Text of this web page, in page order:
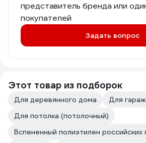
представитель бренда или
покупателей
Задать вопрос
Этот товар из подборок
Для деревянного дома
Для
Для потолка (потолочный)
Вспененный полиэтилен российских